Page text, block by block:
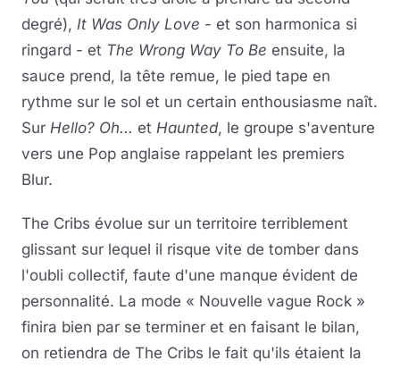
degré), It Was Only Love - et son harmonica si
ringard - et The Wrong Way To Be ensuite, la
sauce prend, la tête remue, le pied tape en
rythme sur le sol et un certain enthousiasme naît.
Sur Hello? Oh... et Haunted, le groupe s'aventure
vers une Pop anglaise rappelant les premiers
Blur.
The Cribs évolue sur un territoire terriblement
glissant sur lequel il risque vite de tomber dans
l'oubli collectif, faute d'une manque évident de
personnalité. La mode « Nouvelle vague Rock »
finira bien par se terminer et en faisant le bilan,
on retiendra de The Cribs le fait qu'ils étaient la